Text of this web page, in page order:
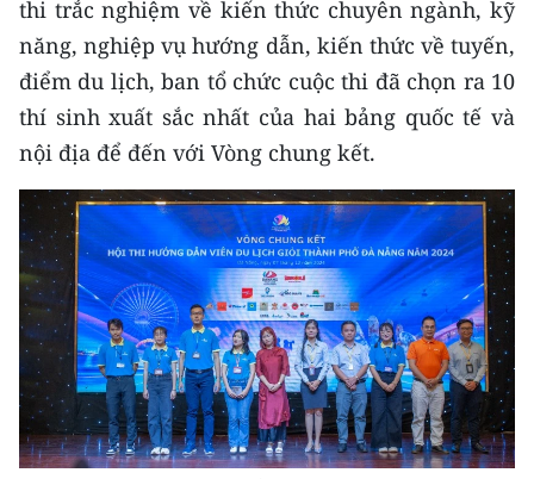
Media Văn hóa
Media Xã hội
Media Pháp luật
Media Du lịch
Media Thế giới
Media Thể thao
Media Giáo dục
Media Y tế
Media Khoa học - Công nghệ
thi trắc nghiệm về kiến thức chuyên ngành, kỹ
năng, nghiệp vụ hướng dẫn, kiến thức về tuyến,
điểm du lịch, ban tổ chức cuộc thi đã chọn ra 10
thí sinh xuất sắc nhất của hai bảng quốc tế và
nội địa để đến với Vòng chung kết.